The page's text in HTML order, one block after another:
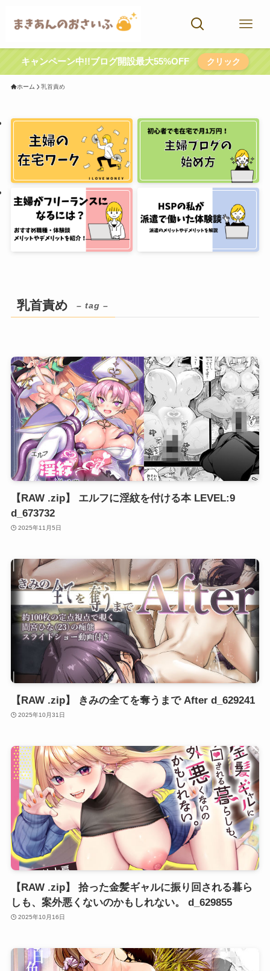
キャンペーン中!!ブログ開設最大55%OFF クリック
ホーム 乳首責め
乳首責め – tag –
【RAW .zip】 エルフに淫紋を付ける本 LEVEL:9
d_673732
2025年11月5日
【RAW .zip】 きみの全てを奪うまで After d_629241
2025年10月31日
【RAW .zip】 拾った金髪ギャルに振り回される暮ら
しも、案外悪くないのかもしれない。 d_629855
2025年10月16日